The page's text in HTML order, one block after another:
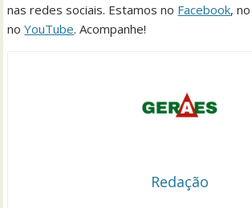
nas redes sociais. Estamos no Facebook, no
noYouTube. Acompanhe!
Redação